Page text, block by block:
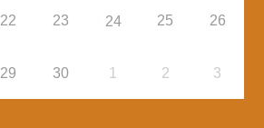
22 23 24 25 26
29 30 1 2 3